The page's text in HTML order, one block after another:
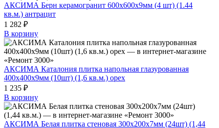
АКСИМА Берн керамогранит 600х600х9мм (4 шт) (1.44
кв.м.) антрацит
1 282 ₽
В корзину
АКСИМА Каталония плитка напольная глазурованная
400х400х9мм (10шт) (1,6 кв.м.) орех
1 235 ₽
В корзину
АКСИМА Белая плитка стеновая 300х200х7мм (24шт) (1,44